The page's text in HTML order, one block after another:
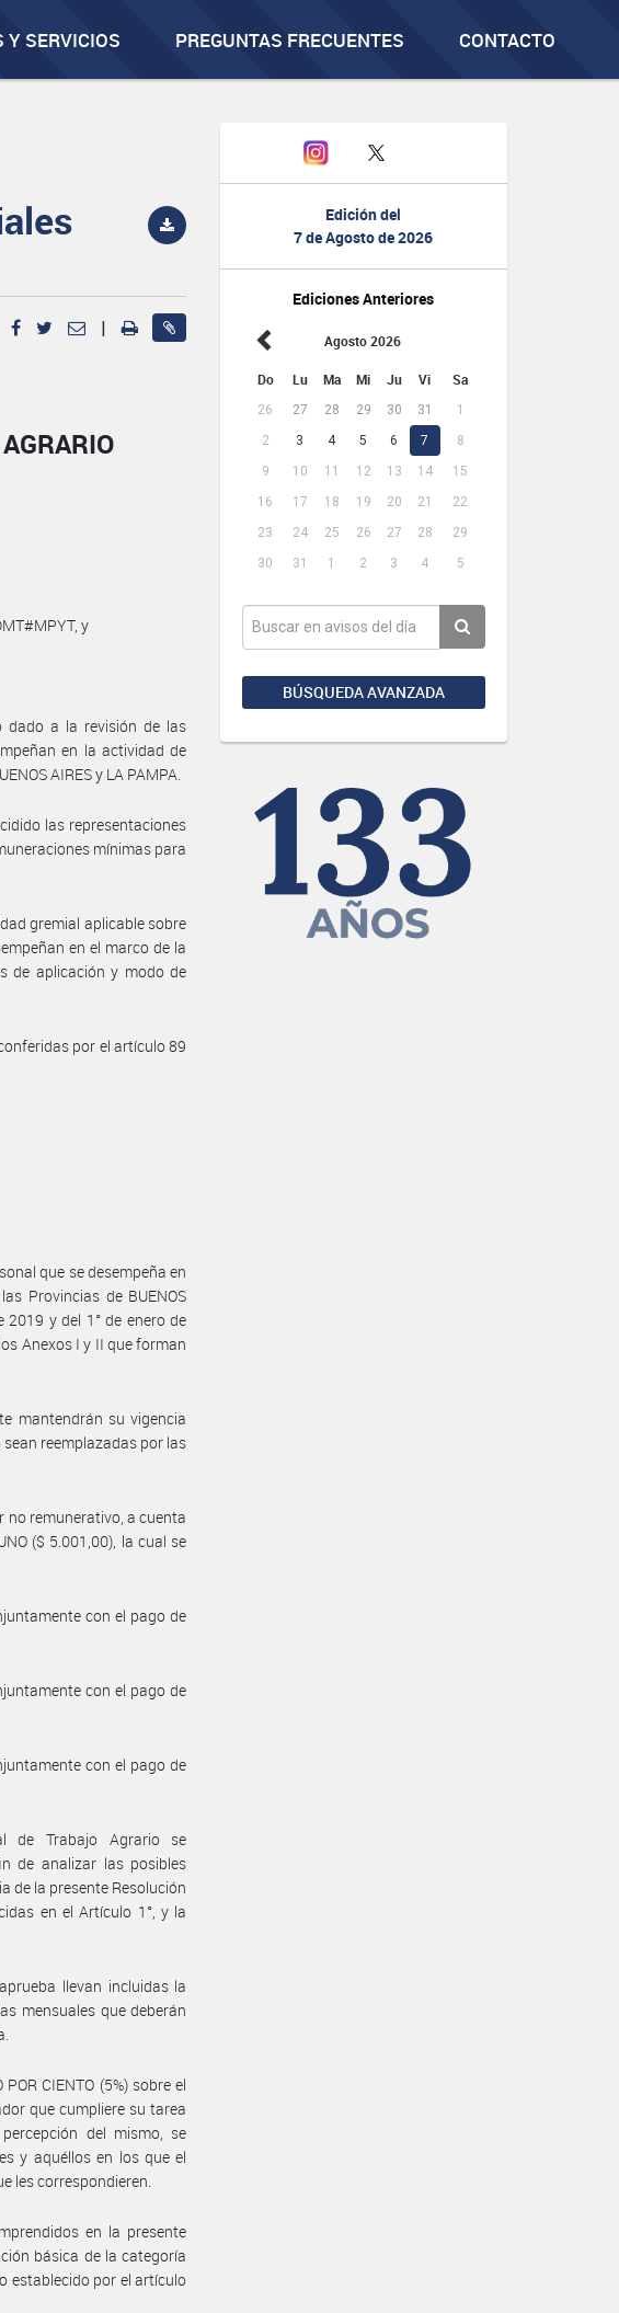
Y SERVICIOS PREGUNTAS FRECUENTES CONTACTO
Edición del
7 de Agosto de 2026
Ediciones Anteriores
Agosto 2026
Do Lu Ma Mi Ju Vi Sa
26 27 28 29 30 31
1
2
3 4 5 6 7
8
9
10 11 12 13 14
15
16
17 18 19 20 21
22
23
24 25 26 27 28
29
30
31 1 2 3 4 5
BÚSQUEDA AVANZADA
|
y
dado a la revisión de las
en la actividad de
AIRES y LA PAMPA.
las representaciones
mínimas para
gremial aplicable sobre
en el marco de la
de aplicación y modo de
por el artículo 89
que se desempeña en
Provincias de BUENOS
2019 y del 1° de enero de
Anexos I y II que forman
mantendrán su vigencia
reemplazadas por las
no remunerativo, a cuenta
($ 5.001,00), la cual se
con el pago de
con el pago de
con el pago de
de Trabajo Agrario se
de analizar las posibles
de la presente Resolución
en el Artículo 1°, y la
llevan incluidas la
mensuales que deberán
CIENTO (5%) sobre el
que cumpliere su tarea
del mismo, se
y aquéllos en los que el
les correspondieren.
en la presente
básica de la categoría
establecido por el artículo